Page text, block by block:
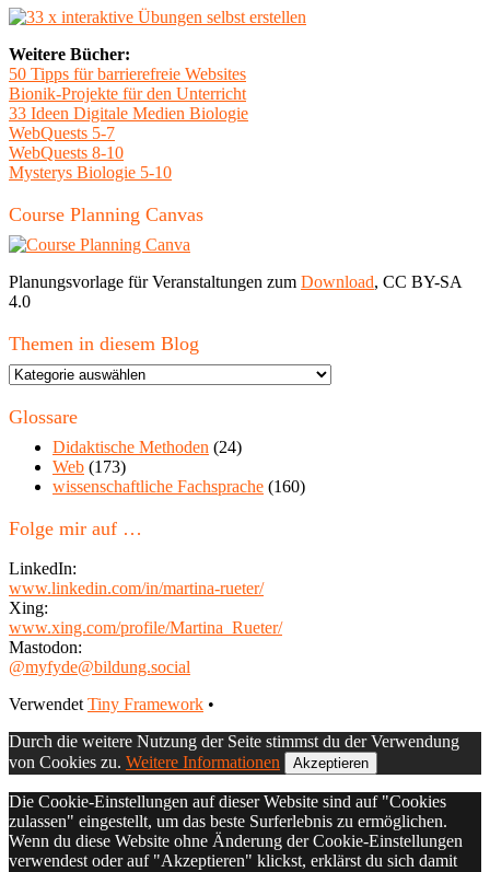
Weitere Bücher:
50 Tipps für barrierefreie Websites
Bionik-Projekte für den Unterricht
33 Ideen Digitale Medien Biologie
WebQuests 5-7
WebQuests 8-10
Mysterys Biologie 5-10
Course Planning Canvas
Planungsvorlage für Veranstaltungen zum Download, CC BY-SA
4.0
Themen in diesem Blog
Themen
diesem
Glossare
Didaktische Methoden (24)
Web (173)
wissenschaftliche Fachsprache (160)
Folge mir auf …
LinkedIn:
www.linkedin.com/in/martina-rueter/
Xing:
www.xing.com/profile/Martina_Rueter/
Mastodon:
@myfyde@bildung.social
Footer
Inhalt
Verwendet Tiny Framework •
Durch die weitere Nutzung der Seite stimmst du der Verwendung
von Cookies zu. Weitere Informationen Akzeptieren
Die Cookie-Einstellungen auf dieser Website sind auf "Cookies
zulassen" eingestellt, um das beste Surferlebnis zu ermöglichen.
Wenn du diese Website ohne Änderung der Cookie-Einstellungen
verwendest oder auf "Akzeptieren" klickst, erklärst du sich damit